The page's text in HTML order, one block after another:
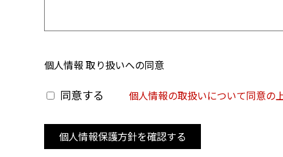
個人情報 取り扱いへの同意
同意する 個人情報の取扱いについて同意の
個人情報保護方針を確認する